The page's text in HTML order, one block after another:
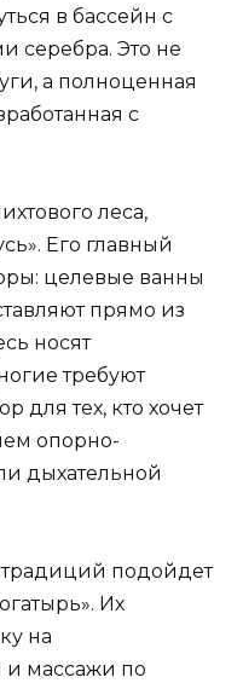
в бассейн с
серебра. Это не
а полноценная
с
леса,
Его главный
целевые ванны
прямо из
носят
требуют
для тех, кто хочет
опорно-
дыхательной
подойдет
Их
на
массажи по